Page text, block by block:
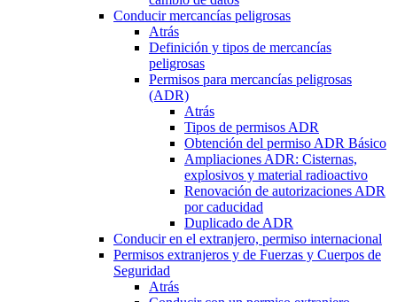
Conducir mercancías peligrosas
Atrás
Definición y tipos de mercancías
peligrosas
Permisos para mercancías peligrosas
(ADR)
Atrás
Tipos de permisos ADR
Obtención del permiso ADR Básico
Ampliaciones ADR: Cisternas,
explosivos y material radioactivo
Renovación de autorizaciones ADR
por caducidad
Duplicado de ADR
Conducir en el extranjero, permiso internacional
Permisos extranjeros y de Fuerzas y Cuerpos de
Seguridad
Atrás